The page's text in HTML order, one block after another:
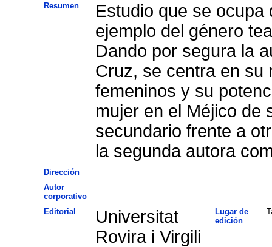
Resumen
Estudio que se ocupa
ejemplo del género
Dando por segura la
Cruz, se centra en su
femeninos y su
mujer en el Méjico de
secundario frente a
la segunda autora
Dirección
Autor
corporativo
Editorial
Universitat
Rovira i Virgili
Lugar de
edición